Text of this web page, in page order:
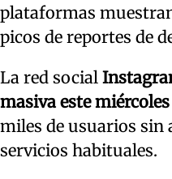
plataformas
picos de reportes de
La red social
masiva este
miles de usuarios sin
servicios habituales.